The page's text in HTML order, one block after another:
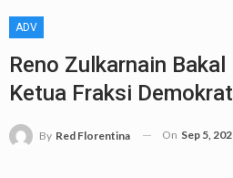
ADV
Reno Zulkarnain
Ketua Fraksi
By Red Florentina On Sep 5,